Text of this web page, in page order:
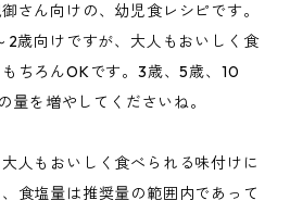
さん向けの、幼児食レシピです。
歳向けですが、大人もおいしく食
ちろんOKです。3歳、5歳、10
を増やしてくださいね。
人もおいしく食べられる味付けに
食塩量は推奨量の範囲内であって